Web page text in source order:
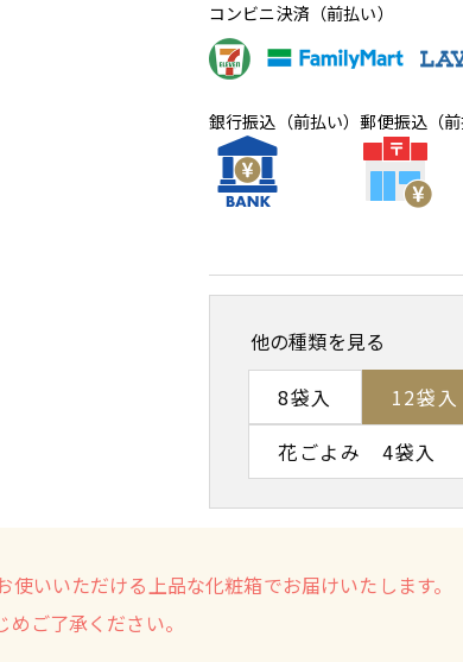
コンビニ決済（前払い）
銀行振込（前払い）郵便振込（前
他の種類を見る
8袋入
12袋入
花ごよみ 4袋入
いいただける上品な化粧箱でお届けいたします。
ご了承ください。